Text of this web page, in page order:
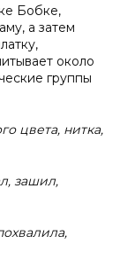
Бобке,
а затем
около
группы
цвета, нитка,
зашил,